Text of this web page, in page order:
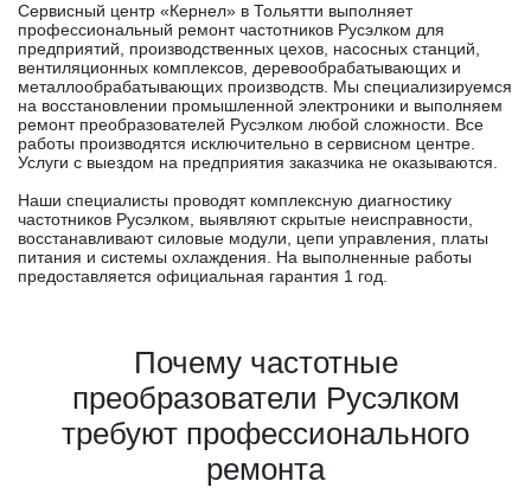
Сервисный центр «Кернел» в Тольятти выполняет
профессиональный ремонт частотников Русэлком для
предприятий, производственных цехов, насосных станций,
вентиляционных комплексов, деревообрабатывающих и
металлообрабатывающих производств. Мы специализируемся
на восстановлении промышленной электроники и выполняем
ремонт преобразователей Русэлком любой сложности. Все
работы производятся исключительно в сервисном центре.
Услуги с выездом на предприятия заказчика не оказываются.
Наши специалисты проводят комплексную диагностику
частотников Русэлком, выявляют скрытые неисправности,
восстанавливают силовые модули, цепи управления, платы
питания и системы охлаждения. На выполненные работы
предоставляется официальная гарантия 1 год.
Почему частотные
преобразователи Русэлком
требуют профессионального
ремонта